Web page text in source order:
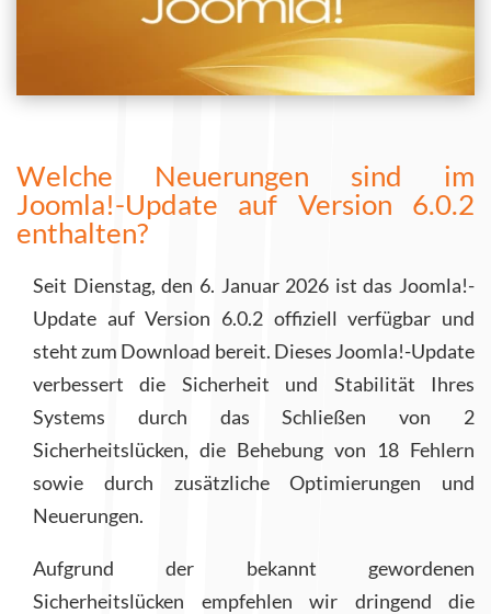
Welche Neuerungen sind im
Joomla!-Update auf Version 6.0.2
enthalten?
Seit Dienstag, den 6. Januar 2026 ist das Joomla!-
Update auf Version 6.0.2 offiziell verfügbar und
steht zum Download bereit. Dieses Joomla!-Update
verbessert die Sicherheit und Stabilität Ihres
Systems durch das Schließen von 2
Sicherheitslücken, die Behebung von 18 Fehlern
sowie durch zusätzliche Optimierungen und
Neuerungen.
Aufgrund der bekannt gewordenen
Sicherheitslücken empfehlen wir dringend die